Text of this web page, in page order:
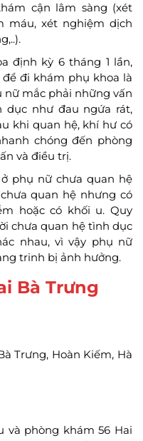
cận lâm sàng (xét
máu, xét nghiệm dịch
định kỳ 6 tháng 1 lần,
đi khám phụ khoa là
nữ mắc phải những vấn
dục như đau ngứa rát,
khi quan hệ, khí hư có
chóng đến phòng
và điều trị.
phụ nữ chưa quan hệ
quan hệ nhưng có
hoặc có khối u. Quy
chưa quan hệ tình dục
nhau, vì vậy phụ nữ
trinh bị ảnh hưởng.
Bà Trưng
Trưng, Hoàn Kiếm, Hà
và phòng khám 56 Hai